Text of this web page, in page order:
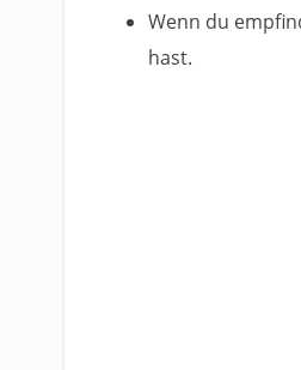
Wenn du
hast.